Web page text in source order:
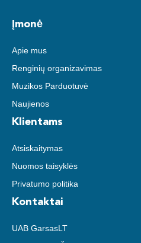
Įmonė
Apie mus
Renginių organizavimas
Muzikos Parduotuvė
Naujienos
Klientams
Atsiskaitymas
Nuomos taisyklės
Privatumo politika
Kontaktai
UAB GarsasLT